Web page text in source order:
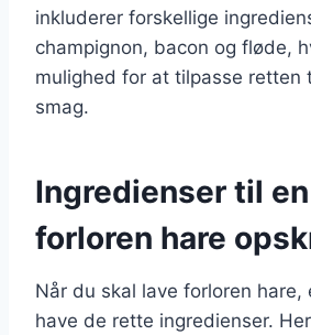
inkluderer forskellige
champignon, bacon og fløde,
mulighed for at tilpasse retten
smag.
Ingredienser til
forloren hare
Når du skal lave forloren
have de rette ingredienser.